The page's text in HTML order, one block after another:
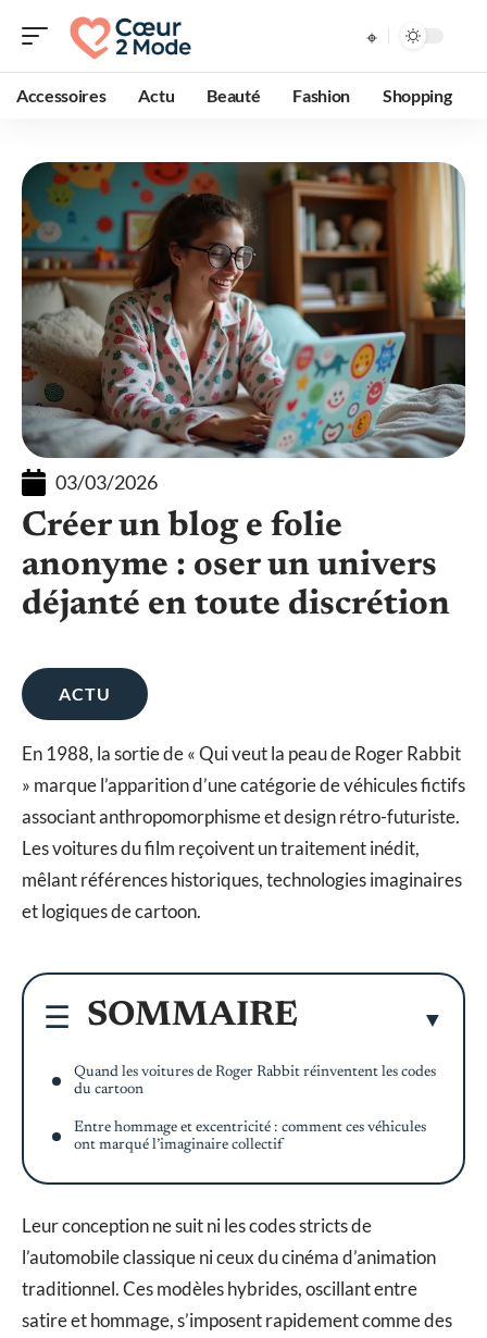
Accessoires Actu Beauté Fashion Shopping
03/03/2026
Créer un blog e folie
anonyme : oser un univers
déjanté en toute discrétion
ACTU
En 1988, la sortie de « Qui veut la peau de Roger Rabbit
» marque l’apparition d’une catégorie de véhicules fictifs
associant anthropomorphisme et design rétro-futuriste.
Les voitures du film reçoivent un traitement inédit,
mêlant références historiques, technologies imaginaires
et logiques de cartoon.
SOMMAIRE
Quand les voitures de Roger Rabbit réinventent les codes
du cartoon
Entre hommage et excentricité : comment ces véhicules
ont marqué l’imaginaire collectif
Leur conception ne suit ni les codes stricts de
l’automobile classique ni ceux du cinéma d’animation
traditionnel. Ces modèles hybrides, oscillant entre
satire et hommage, s’imposent rapidement comme des